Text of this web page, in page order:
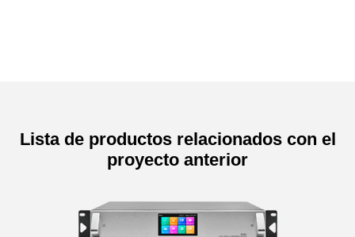
Lista de productos relacionados con el
proyecto anterior